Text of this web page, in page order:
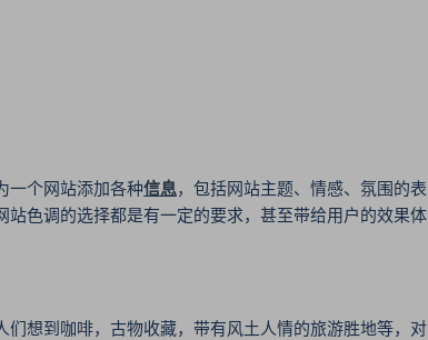
个网站添加各种信息，包括网站主题、情感、氛围的表
色调的选择都是有一定的要求，甚至带给用户的效果体
想到咖啡，古物收藏，带有风土人情的旅游胜地等，对